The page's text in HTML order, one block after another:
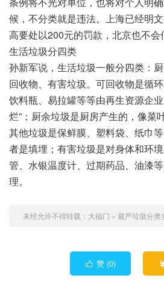
候，不分类就是违法。上海已经明
高要处以200元的罚款，北京也不会
生活垃圾分四类
孙新军说，生活垃圾一般分四类：
回收物、有害垃圾。可回收物是循环
饮料瓶、易拉罐等等由再生资源企
烂”；厨余垃圾是厨房产生的，像菜
其他垃圾是保鲜膜、塑料袋、纸巾
者是填埋；有害垃圾是对身体和环
管、水银温度计、过期药品、油漆
理。
未经允许不得转载： 大福门 » 最严垃圾分类
 赞 (0)